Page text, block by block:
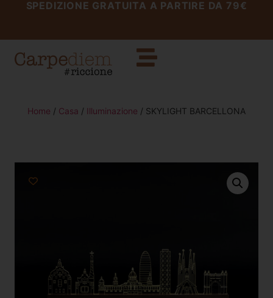
SPEDIZIONE GRATUITA A PARTIRE DA 79€
Home / Casa / Illuminazione / SKYLIGHT BARCELLONA